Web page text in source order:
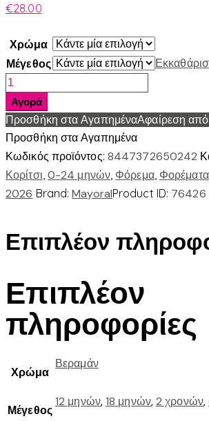
€28.00
Χρώμα
Μέγεθος
Φορεμα
με
σταμπες
ποσότητα
Αγορά
Προσθήκη στα ΑγαπημέναΑφαίρεση
Προσθήκη στα Αγαπημένα
Κωδικός προϊόντος: 8447372650242
Κορίτσι, 0-24 μηνών, Φόρεμα, Φορέματα
2026 Brand:MayoralProduct ID: 76426
Επιπλέον
Επιπλέον
πληροφορίες
Χρώμα
Βεραμάν
Μέγεθος
12 μηνών,18 μηνών,2 χρονών,